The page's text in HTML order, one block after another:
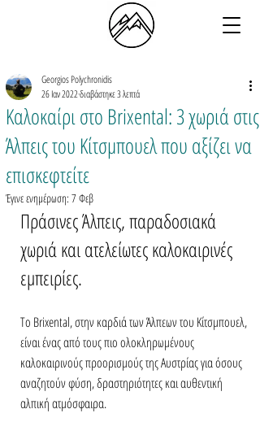
Καλοκαίρι στο Brixental: 3 χωριά στις
Άλπεις του Κίτσμπουελ που αξίζει να
επισκεφτείτε
Georgios Polychronidis
26 Ιαν 2022διαβάστηκε 3 λεπτά
Έγινε ενημέρωση: 7 Φεβ
Πράσινες Άλπεις, παραδοσιακά
χωριά και ατελείωτες καλοκαιρινές
εμπειρίες.
Το Brixental, στην καρδιά των Άλπεων του Κίτσμπουελ,
είναι ένας από τους πιο ολοκληρωμένους
καλοκαιρινούς προορισμούς της Αυστρίας για όσους
αναζητούν φύση, δραστηριότητες και αυθεντική
αλπική ατμόσφαιρα.